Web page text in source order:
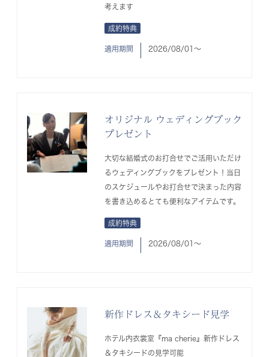
考えます
成約特典
適用期間 2026/08/01〜
オリジナル ウェディングブック
プレゼント
大切な結婚式のお打合せでご活用いただけ
るウェディングブックをプレゼント！当日
のスケジュールやお打合せで決まった内容
を書き込めるとても便利なアイテムです。
成約特典
適用期間 2026/08/01〜
新作ドレス＆タキシード見学
ホテル内衣裳室『ma cherie』新作ドレス
＆タキシードの見学可能